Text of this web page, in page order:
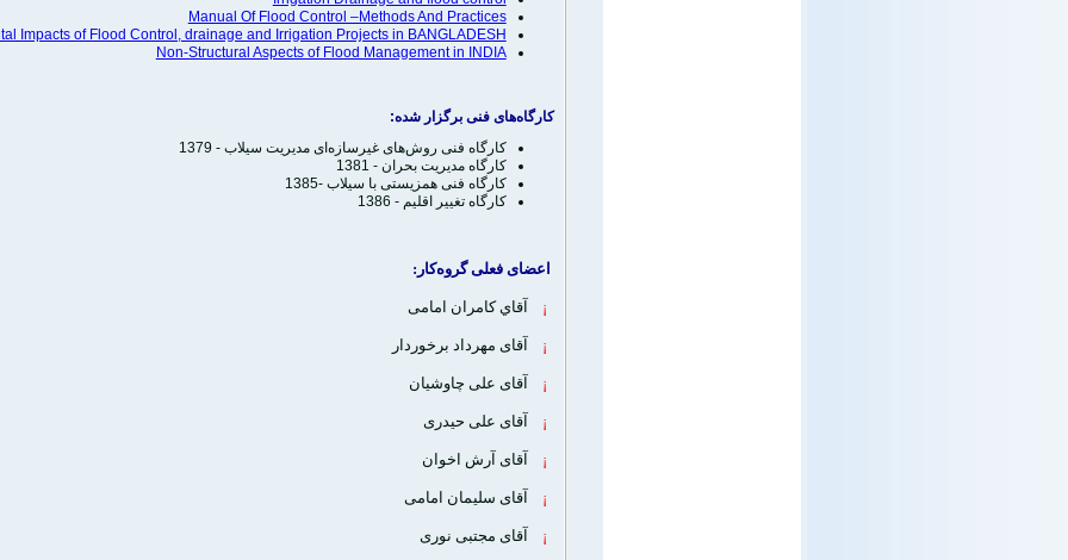
Manual Of Flood Control –Methods And Practices
Impacts of Flood Control, drainage and Irrigation Projects in BANGLADESH
Non-Structural Aspects of Flood Management in INDIA
کارگاه‌های فنی برگزار شده:
كارگاه فنی روش‌های غیرسازه‌ای مدیریت سیلاب - 1379
کارگاه مدیریت بحران - 1381
كارگاه فنی همزیستی با سیلاب -1385
کارگاه تغییر اقلیم - 1386
اعضای فعلی گروه‌کار:
¡ آقاي کامران امامی
¡ آقای مهرداد برخوردار
¡ آقای علی چاوشیان
¡ آقای علی حیدری
¡ آقای آرش اخوان
¡ آقای سلیمان امامی
¡ آقای مجتبی نوری